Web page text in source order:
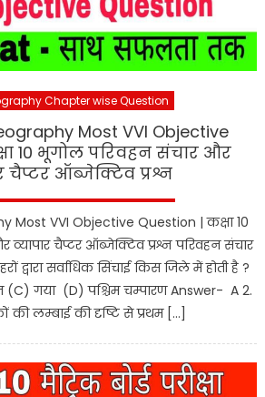
Chapter wise Question
Most VVI Objective
10 भूगोल परिवहन संचार और
चैप्टर ऑब्जेक्टिव प्रश्न
Most VVI Objective Question | कक्षा 10
चैप्टर ऑब्जेक्टिव प्रश्न परिवहन संचार
द्वारा सर्वाधिक सिंचाई किस जिले में होती है ?
(C) गया (D) पश्चिम चम्पारण Answer- A 2.
की लम्बाई की दृष्टि से प्रथम […]